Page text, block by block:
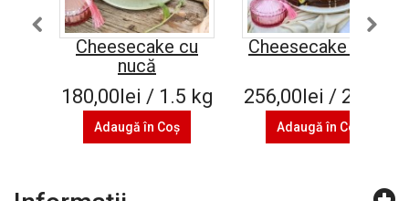
Cheesecake cu
nucă
180,00lei / 1.5 kg
Adaugă în Coş
Cheesecake Oreo
256,00lei / 2.4 kg
Adaugă în Coş